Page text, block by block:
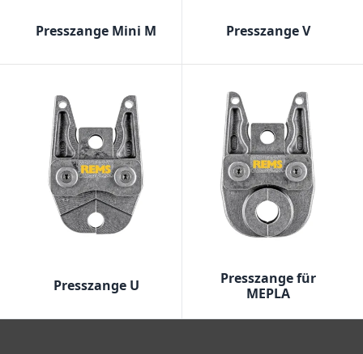
Presszange Mini M Presszange V
Presszange U
Presszange für
MEPLA